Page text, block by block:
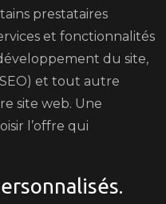
prestataires
et fonctionnalités
du site,
et tout autre
site web. Une
l’offre qui